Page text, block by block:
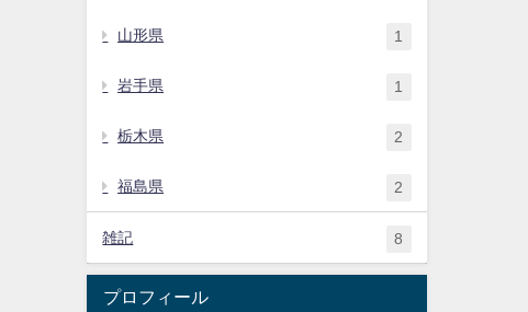
山形県 1
岩手県 1
栃木県 2
福島県 2
雑記 8
プロフィール